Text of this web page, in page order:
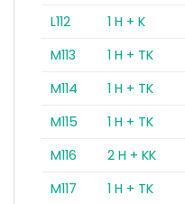
L112
1 H + K
M113
1 H + TK
M114
1 H + TK
M115
1 H + TK
M116
2 H + KK
M117
1 H + TK